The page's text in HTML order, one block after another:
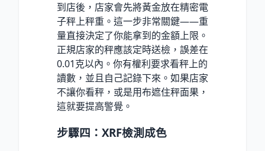
到店後，店家會先將黃金放在精密電
子秤上秤重。這一步非常關鍵——重
量直接決定了你能拿到的金額上限。
正規店家的秤應該定時送檢，誤差在
0.01克以內。你有權利要求看秤上的
讀數，並且自己記錄下來。如果店家
不讓你看秤，或是用布遮住秤面果，
這就要提高警覺。
步驟四：XRF檢測成色